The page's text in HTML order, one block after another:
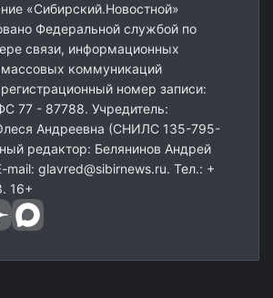
«Сибирский.Новостной»
Федеральной службой по
связи, информационных
массовых коммуникаций
регистрационный номер записи:
77 - 87788. Учредитель:
Андреевна (СНИЛС 135-795-
редактор: Белянинов Андрей
mail: glavred@sibirnews.ru. Тел.: +
16+